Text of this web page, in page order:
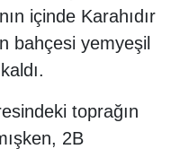
içinde Karahıdır
bahçesi yemyeşil
toprağın
2B